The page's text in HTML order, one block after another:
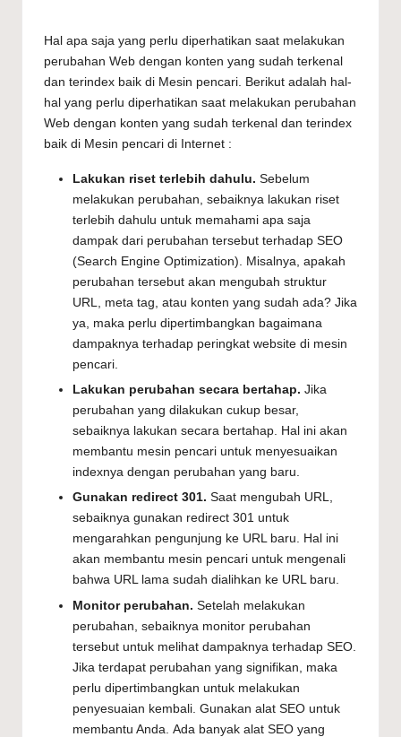
Hal apa saja yang perlu diperhatikan saat melakukan
perubahan Web dengan konten yang sudah terkenal
dan terindex baik di Mesin pencari. Berikut adalah hal-
hal yang perlu diperhatikan saat melakukan perubahan
Web dengan konten yang sudah terkenal dan terindex
baik di Mesin pencari di Internet :
Lakukan riset terlebih dahulu. Sebelum
melakukan perubahan, sebaiknya lakukan riset
terlebih dahulu untuk memahami apa saja
dampak dari perubahan tersebut terhadap SEO
(Search Engine Optimization). Misalnya, apakah
perubahan tersebut akan mengubah struktur
URL, meta tag, atau konten yang sudah ada? Jika
ya, maka perlu dipertimbangkan bagaimana
dampaknya terhadap peringkat website di mesin
pencari.
Lakukan perubahan secara bertahap. Jika
perubahan yang dilakukan cukup besar,
sebaiknya lakukan secara bertahap. Hal ini akan
membantu mesin pencari untuk menyesuaikan
indexnya dengan perubahan yang baru.
Gunakan redirect 301. Saat mengubah URL,
sebaiknya gunakan redirect 301 untuk
mengarahkan pengunjung ke URL baru. Hal ini
akan membantu mesin pencari untuk mengenali
bahwa URL lama sudah dialihkan ke URL baru.
Monitor perubahan. Setelah melakukan
perubahan, sebaiknya monitor perubahan
tersebut untuk melihat dampaknya terhadap SEO.
Jika terdapat perubahan yang signifikan, maka
perlu dipertimbangkan untuk melakukan
penyesuaian kembali. Gunakan alat SEO untuk
membantu Anda. Ada banyak alat SEO yang